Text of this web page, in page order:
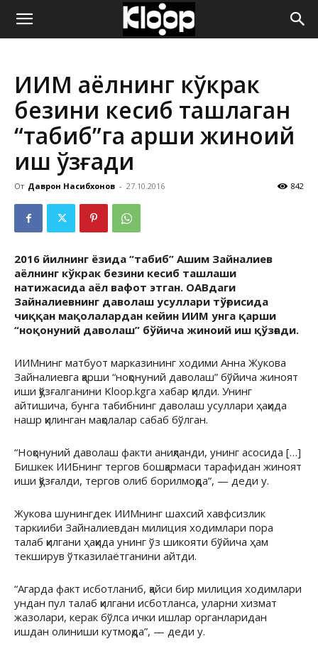
ҚИРҒИЗИСТОН
ЯНГИЛИКЛАРИ
ИИМ аёлнинг кўкрак
безини кесиб ташлаган
“табиб”га қарши жиноий
иш қўзғади
От Даврон Насибхонов - 27.10.2016 842
2016 йилнинг ёзида “табиб” Ашим Зайналиев
аёлнинг кўкрак безини кесиб ташлаши
натижасида аёл вафот этган. ОАВдаги
Зайналиевнинг даволаш усуллари тўғрисида
чиққан мақолалардан кейин ИИМ унга қарши
“ноқонуний даволаш” бўйича жиноий иш қўзғади.
ИИМнинг матбуот марказининг ходими Анна Жукова
Зайналиевга қарши “ноқонуний даволаш” бўйича жиноят
иши қўзғалганини Kloop.kgга хабар қилди. Унинг
айтишича, бунга табибнинг даволаш усуллари ҳақида
нашр қилинган мақолалар сабаб бўлган.
“Ноқонуний даволаш факти аниқланди, унинг асосида […]
Бишкек ИИБнинг тергов бошқармаси тарафидан жиноят
иши қўзғалди, тергов олиб борилмоқда”, — деди у.
Жукова шунингдек ИИМнинг шахсий хавфсизлик
таркииби Зайналиевдан милиция ходимлари пора
талаб қилгани ҳақида унинг ўз шикояти бўйича ҳам
текширув ўтказилаётганини айтди.
“Агарда факт исботланиб, қайси бир милиция ходимлари
ундан пул талаб қилгани исботланса, уларни хизмат
жазолари, керак бўлса ички ишлар органларидан
ишдан олиниши кутмоқда”, — деди у.